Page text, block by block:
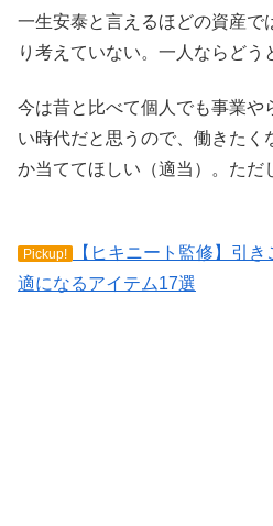
一生安泰と言えるほどの資産で
り考えていない。一人ならどう
今は昔と比べて個人でも事業や
い時代だと思うので、働きたく
か当ててほしい（適当）。ただ
Pickup!
【ヒキニート監修】引
適になるアイテム17選